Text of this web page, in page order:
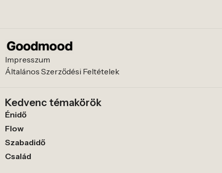
Impresszum
Általános Szerződési Feltételek
Kedvenc témakörök
Énidő
Flow
Szabadidő
Család